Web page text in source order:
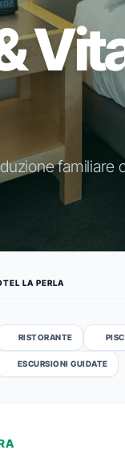
LA PERLA
RISTORANTE
ESCURSIONI GUIDATE